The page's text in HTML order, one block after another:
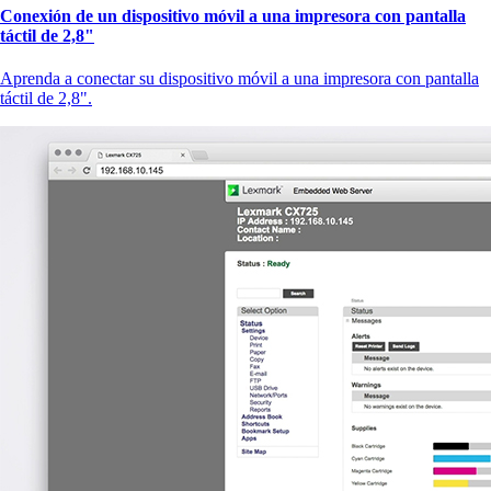
Conexión de un dispositivo móvil a una impresora con pantalla
táctil de 2,8"
Aprenda a conectar su dispositivo móvil a una impresora con pantalla
táctil de 2,8".